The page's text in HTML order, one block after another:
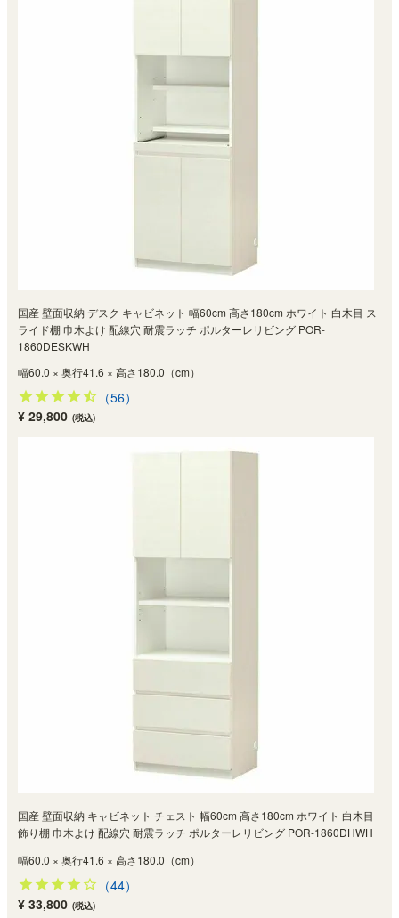
国産 壁面収納 デスク キャビネット 幅60cm 高さ180cm ホワイト 白木目 ス
ライド棚 巾木よけ 配線穴 耐震ラッチ ポルターレリビング POR-
1860DESKWH
幅60.0 × 奥行41.6 × 高さ180.0（cm）
（56）
¥ 29,800 (税込)
国産 壁面収納 キャビネット チェスト 幅60cm 高さ180cm ホワイト 白木目
飾り棚 巾木よけ 配線穴 耐震ラッチ ポルターレリビング POR-1860DHWH
幅60.0 × 奥行41.6 × 高さ180.0（cm）
（44）
¥ 33,800 (税込)